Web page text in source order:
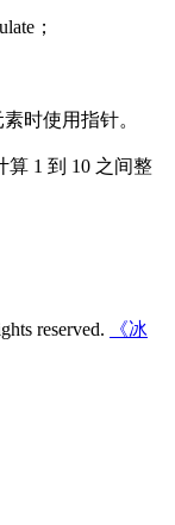
；
时使用指针。
算 1 到 10 之间整
reserved.
《冰